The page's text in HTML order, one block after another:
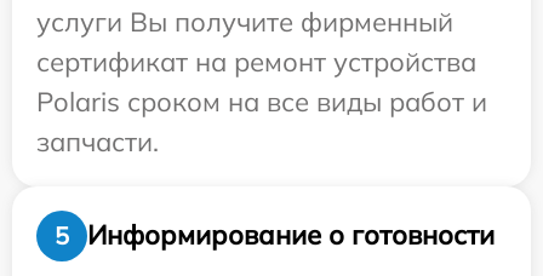
услуги Вы получите фирменный
сертификат на ремонт устройства
Polaris сроком на все виды работ и
запчасти.
5
Информирование о готовности